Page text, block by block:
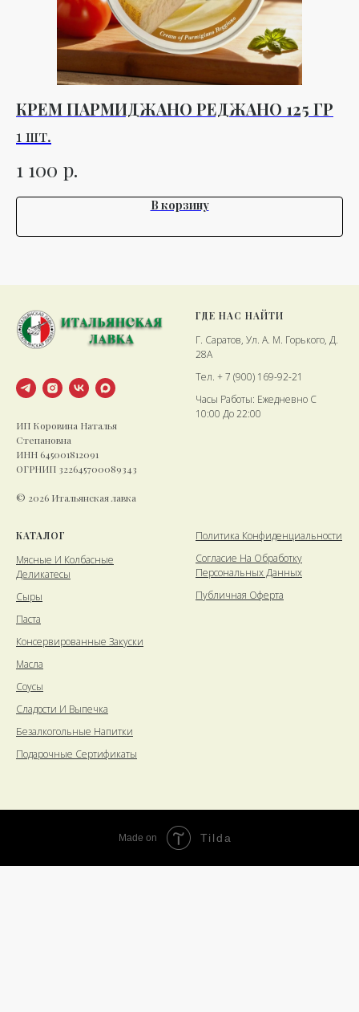
КРЕМ ПАРМИДЖАНО РЕДЖАНО 125 ГР
1 шт.
1 100 р.
В корзину
ИП Коровина Наталья
Степановна
ИНН 645001812091
ОГРНИП 322645700089343
© 2026 Итальянская лавка
ГДЕ НАС НАЙТИ
Г. Саратов, Ул. А. М. Горького, Д.
28А
Тел. + 7 (900) 169-92-21
Часы Работы: Ежедневно С
10:00 До 22:00
КАТАЛОГ
Мясные И Колбасные
Деликатесы
Сыры
Паста
Консервированные Закуски
Масла
Соусы
Сладости И Выпечка
Безалкогольные Напитки
Подарочные Сертификаты
Политика Конфиденциальности
Cогласие На Обработку
Персональных Данных
Публичная Оферта
Made on Tilda